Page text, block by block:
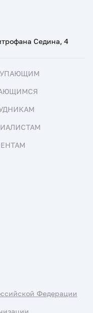
Седина, 4
Федерации